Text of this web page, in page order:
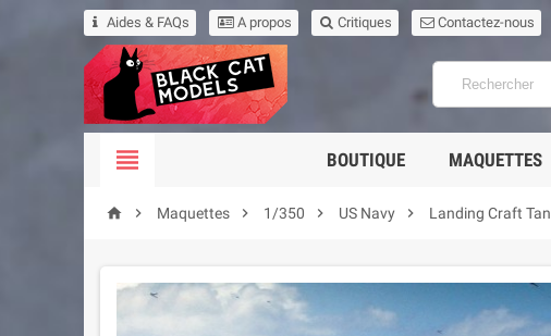
Aides & FAQs A propos Critiques Contactez-nous
 BOUTIQUE MAQUETTES
  Maquettes  1/350  US Navy  Landing Craft